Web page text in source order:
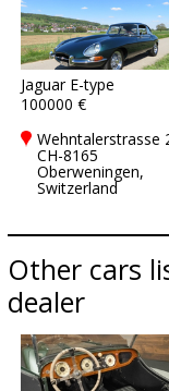
Jaguar E-type
100000 €
Wehntalerstrasse
CH-8165
Oberweningen,
Switzerland
Other cars
dealer